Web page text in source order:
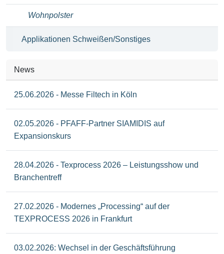
Wohnpolster
Applikationen Schweißen/Sonstiges
News
25.06.2026 - Messe Filtech in Köln
02.05.2026 - PFAFF-Partner SIAMIDIS auf
Expansionskurs
28.04.2026 - Texprocess 2026 – Leistungsshow und
Branchentreff
27.02.2026 - Modernes „Processing“ auf der
TEXPROCESS 2026 in Frankfurt
03.02.2026: Wechsel in der Geschäftsführung